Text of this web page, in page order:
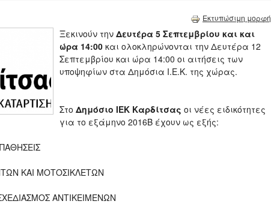
Εκτυπώσιμη μορφή
Ξεκινούν την Δευτέρα 5 Σεπτεμβρίου και και
ώρα 14:00 και ολοκληρώνονται την Δευτέρα 12
Σεπτεμβρίου και ώρα 14:00 οι αιτήσεις των
υποψηφίων στα Δημόσια Ι.Ε.Κ. της χώρας.
Στο Δημόσιο ΙΕΚ Καρδίτσας οι νέες ειδικότητες
για το εξάμηνο 2016Β έχουν ως εξής:
ΚΑΙ ΜΟΤΟΣΙΚΛΕΤΩΝ
ΑΝΤΙΚΕΙΜΕΝΩΝ